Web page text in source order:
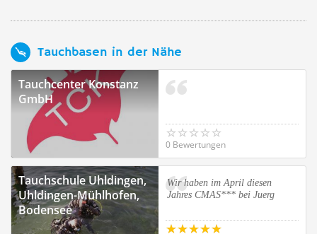
Tauchbasen in der Nähe
Tauchcenter Konstanz
GmbH
0 Bewertungen
Tauchschule Uhldingen,
Uhldingen-Mühlhofen,
Bodensee
Wir haben im April diesen
Jahres CMAS*** bei Juerg